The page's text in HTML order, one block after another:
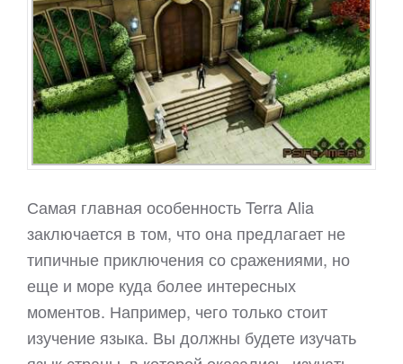
Самая главная особенность Terra Alia
заключается в том, что она предлагает не
типичные приключения со сражениями, но
еще и море куда более интересных
моментов. Например, чего только стоит
изучение языка. Вы должны будете изучать